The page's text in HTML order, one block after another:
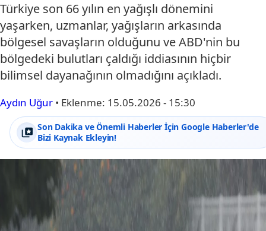
Türkiye son 66 yılın en yağışlı dönemini
yaşarken, uzmanlar, yağışların arkasında
bölgesel savaşların olduğunu ve ABD'nin bu
bölgedeki bulutları çaldığı iddiasının hiçbir
bilimsel dayanağının olmadığını açıkladı.
Aydın Uğur • Eklenme: 15.05.2026 - 15:30
Son Dakika ve Önemli Haberler İçin Google Haberler'de
Bizi Kaynak Ekleyin!